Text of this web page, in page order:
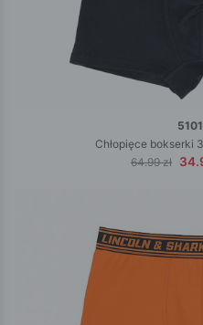
Chłopięce bokserki
64.99 zł